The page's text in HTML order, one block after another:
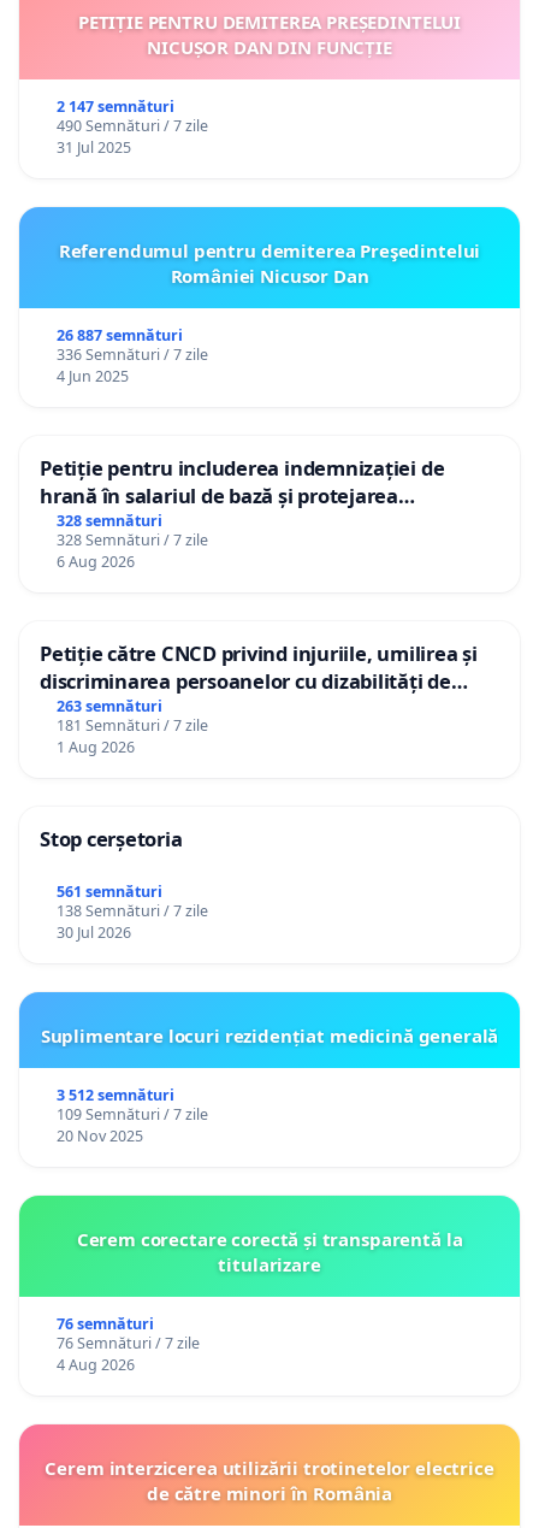
PETIȚIE PENTRU DEMITEREA PREȘEDINTELUI
NICUȘOR DAN DIN FUNCȚIE
2 147 semnături
490 Semnături / 7 zile
31 Jul 2025
Referendumul pentru demiterea Preşedintelui
României Nicusor Dan
26 887 semnături
336 Semnături / 7 zile
4 Jun 2025
Petiție pentru includerea indemnizației de
hrană în salariul de bază și protejarea
gradațiilor de vechime pentru asistenții
personali
328 semnături
328 Semnături / 7 zile
6 Aug 2026
Petiție către CNCD privind injuriile, umilirea și
discriminarea persoanelor cu dizabilități de
către utilizatorul TikTok „Gorici”
263 semnături
181 Semnături / 7 zile
1 Aug 2026
Stop cerșetoria
561 semnături
138 Semnături / 7 zile
30 Jul 2026
Suplimentare locuri rezidențiat medicină generală
3 512 semnături
109 Semnături / 7 zile
20 Nov 2025
Cerem corectare corectă și transparentă la
titularizare
76 semnături
76 Semnături / 7 zile
4 Aug 2026
Cerem interzicerea utilizării trotinetelor electrice
de către minori în România